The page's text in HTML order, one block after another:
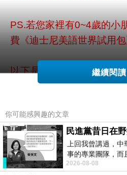
PS.若您家裡有0~4歲的小
費《迪士尼美語世界試用包
以下是 Jinta Beach
介紹 如果也跟我一樣喜歡
訂房限時優惠↓↓↓限量特優
繼續閱讀
你可能感興趣的文章
民進黨昔日在
上回我曾講過，
事的專業團隊，而
是只會到處甩鍋的
2026-08-08